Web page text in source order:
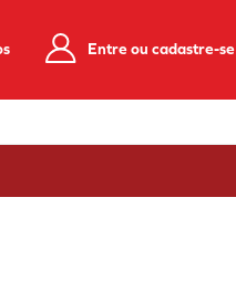
Entre ou cadastre-se